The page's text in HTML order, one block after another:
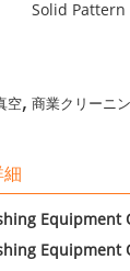
Solid Pattern
空, 商業クリーニ
Equipment
Equipment